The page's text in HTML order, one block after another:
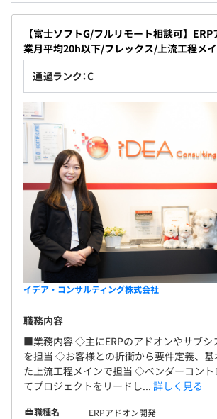
社会保険完備（健康保険・厚生年金加
保険）
無期雇用
6カ月
【富士ソフトG/フルリモート相談可】
業月平均20h以下/フレックス/上流工程メ
通過ランク：C
イデア・コンサルティング株式会社
職務内容
■業務内容 ◇主にERPのアドオンやサブシ
を担当 ◇お客様との折衝から要件定義、基
た上流工程メインで担当 ◇ベンダーコント
てプロジェクトをリードし... 詳しく見る
職種名
ERPアドオン開発